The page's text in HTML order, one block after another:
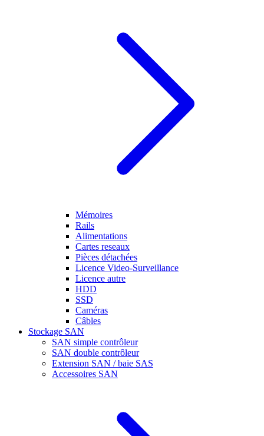
Mémoires
Rails
Alimentations
Cartes reseaux
Pièces détachées
Licence Video-Surveillance
Licence autre
HDD
SSD
Caméras
Câbles
Stockage SAN
SAN simple contrôleur
SAN double contrôleur
Extension SAN / baie SAS
Accessoires SAN